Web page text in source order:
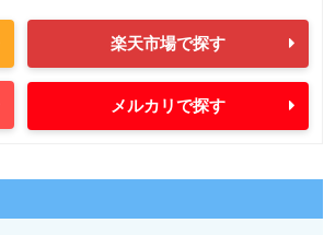
楽天市場で探す
メルカリで探す